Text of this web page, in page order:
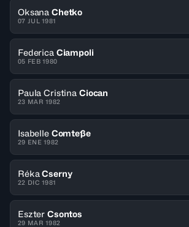
Oksana Chetko
07 JUL 1981
Federica Ciampoli
05 FEB 1980
Paula Cristina Ciocan
23 MAR 1982
Isabelle Comteße
29 ENE 1982
Réka Cserny
22 DIC 1981
Eszter Csontos
29 MAR 1982